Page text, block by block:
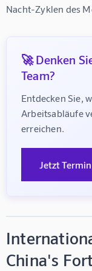
Nacht-Zyklen des
🚀 Denken
Team?
Entdecken Sie,
Arbeitsabläufe
erreichen.
Jetzt
China's